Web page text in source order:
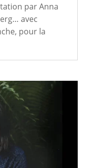
par Anna
avec
pour la